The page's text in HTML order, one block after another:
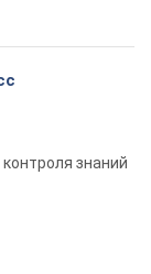
знаний